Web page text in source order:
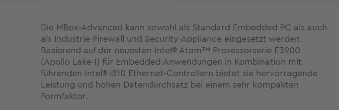
Die MBox-Advanced kann sowohl als Standard Embedded PC als auch
als Industrie-Firewall und Security-Appliance eingesetzt werden.
Basierend auf der neuesten Intel® Atom™ Prozessorserie E3900
(Apollo Lake-I) für Embedded-Anwendungen in Kombination mit
führenden Intel® i210 Ethernet-Controllern bietet sie hervorragende
Leistung und hohen Datendurchsatz bei einem sehr kompakten
Formfaktor.